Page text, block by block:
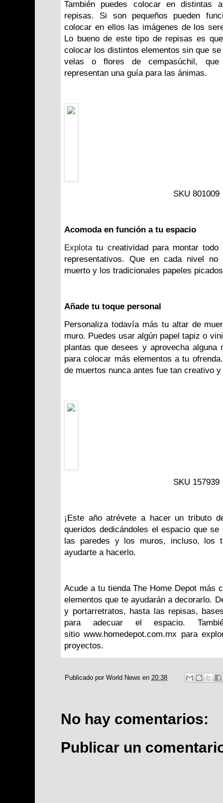
También puedes colocar en distintas
repisas. Si son pequeños pueden
colocar en ellos las imágenes de los
Lo bueno de este tipo de repisas es
colocar los distintos elementos sin que
velas o flores de cempasúchil,
representan una guía para las ánimas.
SKU801009
Acomoda en función a tu espacio
Explota tu creatividad para montar
representativos. Que en cada nivel
muerto y los tradicionales papeles
Añade tu toque personal
Personaliza todavía más tu altar de
muro. Puedes usar algún papel tapiz o
plantas que desees y aprovecha
para colocar más elementos a tu
de muertos nunca antes fue tan creativo
SKU 157939
¡Este año atrévete a hacer un tributo
queridos dedicándoles el espacio que
las paredes y los muros, incluso, los
ayudarte a hacerlo.
Acude a tu tienda The Home Depot más
elementos que te ayudarán a decorarlo.
y portarretratos, hasta las repisas,
para adecuar el espacio.
sitiowww.homedepot.com.mx para
proyectos.
Publicado por World News en 20:38
No hay comentarios:
Publicar un